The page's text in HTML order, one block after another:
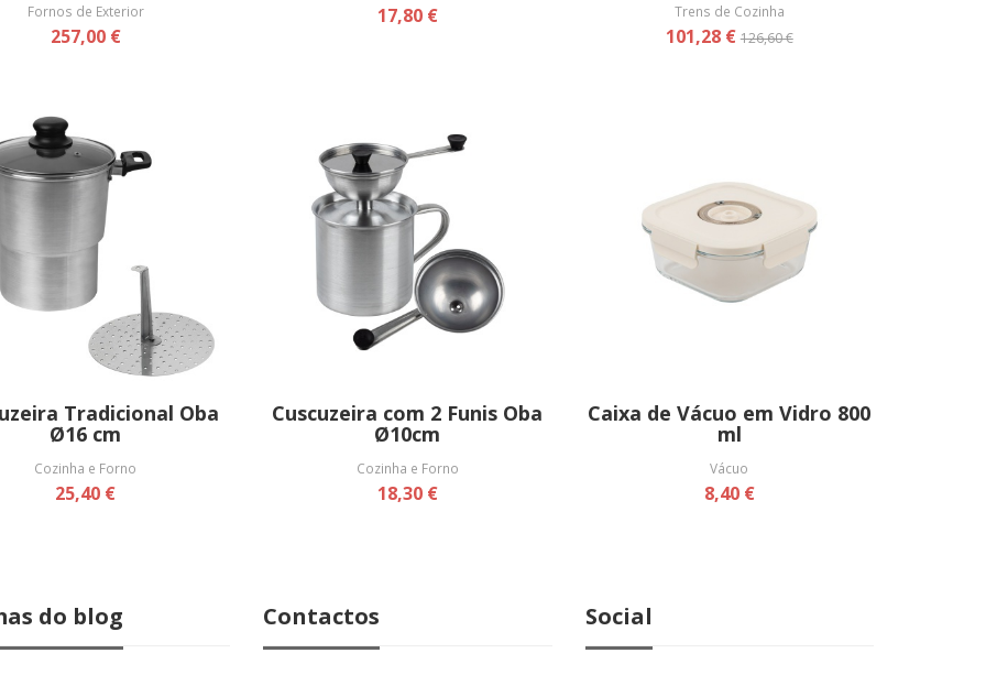
Fornos de Exterior
257,00 €
17,80 € Trens de Cozinha
101,28 €126,60 €
Tradicional Oba
Ø16 cm
Cozinha e Forno
25,40 €
Cuscuzeira com 2 Funis Oba
Ø10cm
Cozinha e Forno
18,30 €
Caixa de Vácuo em Vidro 800
ml
Vácuo
8,40 €
do blog Contactos Social